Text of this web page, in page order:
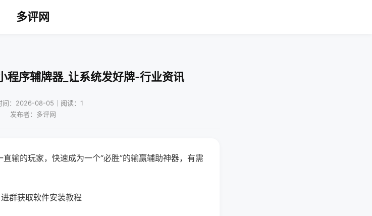
多评网
程序辅牌器_让系统发好牌-行业资讯
间：2026-08-05｜阅读：1
发布者：多评网
输的玩家，快速成为一个“必胜”的输赢辅助神器，有需
群获取软件安装教程